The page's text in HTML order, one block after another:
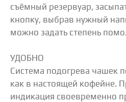
съёмный резервуар,
кнопку, выбрав нужный
можно задать степень
УДОБНО
Система подогрева чашек
как в настоящей кофейне.
индикация своевременно